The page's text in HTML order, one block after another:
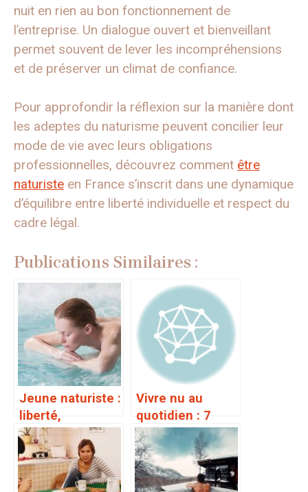
nuit en rien au bon fonctionnement de
l’entreprise. Un dialogue ouvert et bienveillant
permet souvent de lever les incompréhensions
et de préserver un climat de confiance.
Pour approfondir la réflexion sur la manière dont
les adeptes du naturisme peuvent concilier leur
mode de vie avec leurs obligations
professionnelles, découvrez comment être
naturiste en France s’inscrit dans une dynamique
d’équilibre entre liberté individuelle et respect du
cadre légal.
Publications Similaires :
Jeune naturiste :
liberté,
confiance en soi
et ouverture
d’esprit
Vivre nu au
quotidien : 7
conseils
pratiques pour
adopter le mode
de vie naturiste